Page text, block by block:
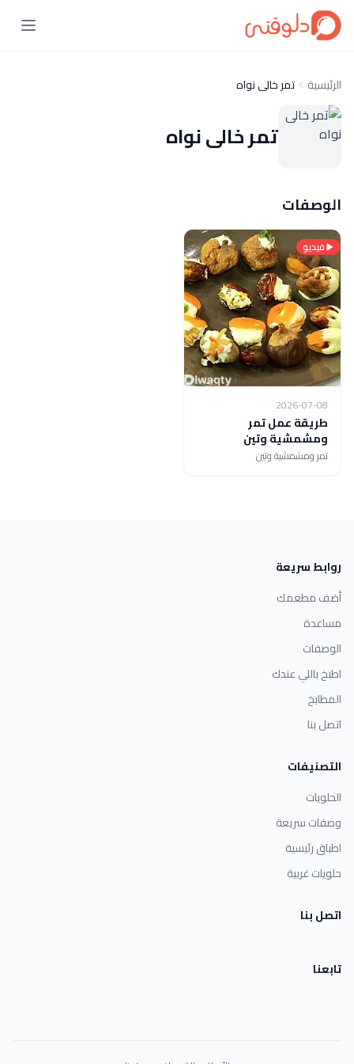
الرئيسية تمر خالى نواه
تمر خالى نواه
الوصفات
فيديو
2026-07-08
طريقة عمل تمر
ومشمشية وتين
تمر ومشمشية وتين
روابط سريعة
أضف مطعمك
مساعدة
الوصفات
اطبخ باللي عندك
المطابخ
اتصل بنا
التصنيفات
الحلويات
وصفات سريعة
اطباق رئيسية
حلويات غربية
اتصل بنا
تابعنا